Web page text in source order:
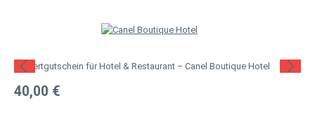
Bildergalerie überspringen
Regulärer Preis:
40,00 €